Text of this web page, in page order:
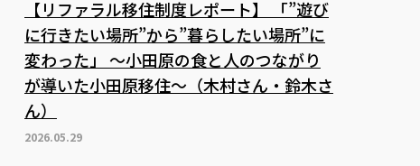
2026.05.29
【リファラル移住制度レポート】 「”遊び
に行きたい場所”から”暮らしたい場所”に
変わった」 ～小田原の食と人のつながり
が導いた小田原移住～（木村さん・鈴木さ
ん）